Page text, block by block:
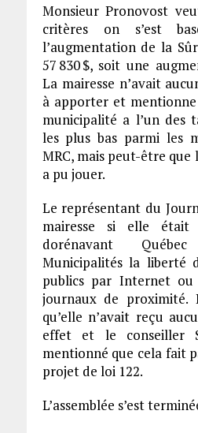
Monsieur Pronovost
critères on s’est
l’augmentation de la
57 830 $, soit une
La mairesse n’avait
à apporter et mentionne
municipalité a l’un des
les plus bas parmi les
MRC, mais peut-être que
a pu jouer.
Le représentant du
mairesse si elle
dorénavant
Municipalités la liberté
publics par Internet
journaux de proximité.
qu’elle n’avait reçu
effet et le conseiller
mentionné que cela fait
projet de loi 122.
L’assemblée s’est